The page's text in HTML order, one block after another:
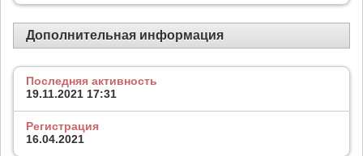
Дополнительная информация
Последняя активность
19.11.2021 17:31
Регистрация
16.04.2021